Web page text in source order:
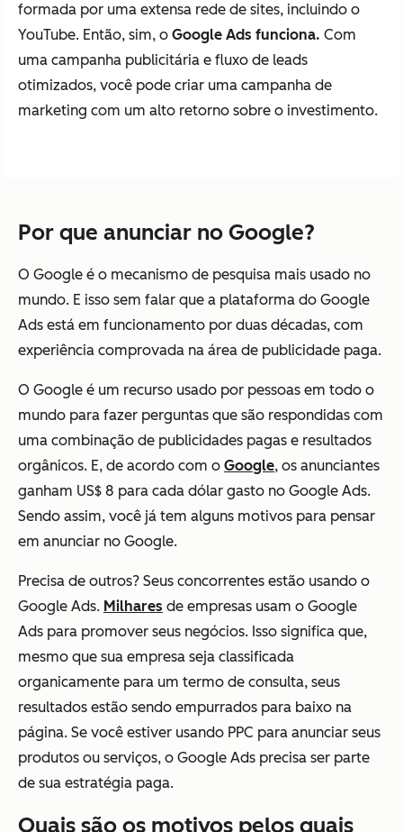
formada por uma extensa rede de sites, incluindo o
YouTube. Então, sim, o Google Ads funciona. Com
uma campanha publicitária e fluxo de leads
otimizados, você pode criar uma campanha de
marketing com um alto retorno sobre o investimento.
Por que anunciar no Google?
O Google é o mecanismo de pesquisa mais usado no
mundo. E isso sem falar que a plataforma do Google
Ads está em funcionamento por duas décadas, com
experiência comprovada na área de publicidade paga.
O Google é um recurso usado por pessoas em todo o
mundo para fazer perguntas que são respondidas com
uma combinação de publicidades pagas e resultados
orgânicos. E, de acordo com o Google, os anunciantes
ganham US$ 8 para cada dólar gasto no Google Ads.
Sendo assim, você já tem alguns motivos para pensar
em anunciar no Google.
Precisa de outros? Seus concorrentes estão usando o
Google Ads. Milhares de empresas usam o Google
Ads para promover seus negócios. Isso significa que,
mesmo que sua empresa seja classificada
organicamente para um termo de consulta, seus
resultados estão sendo empurrados para baixo na
página. Se você estiver usando PPC para anunciar seus
produtos ou serviços, o Google Ads precisa ser parte
de sua estratégia paga.
Quais são os motivos pelos quais